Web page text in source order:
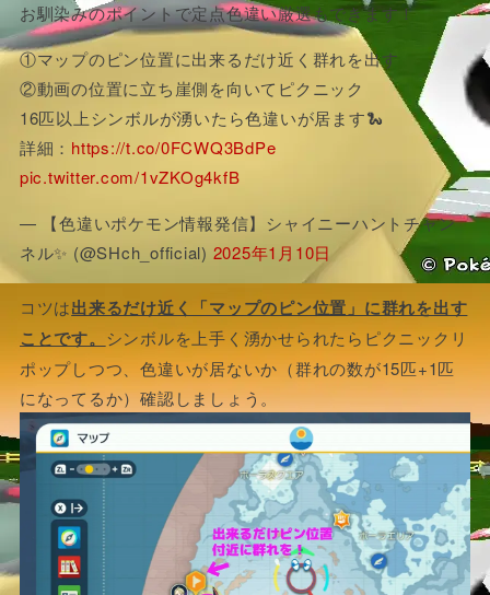
お馴染みのポイントで定点色違い厳選もできます！
①マップのピン位置に出来るだけ近く群れを出す
②動画の位置に立ち崖側を向いてピクニック
16匹以上シンボルが湧いたら色違いが居ます🐍
詳細： https://t.co/0FCWQ3BdPe
pic.twitter.com/1vZKOg4kfB
— 【色違いポケモン情報発信】シャイニーハントチャン
ネル✨ (@SHch_official) 2025年1月10日
コツは出来るだけ近く「マップのピン位置」に群れを出す
ことです。 シンボルを上手く湧かせられたらピクニックリ
ポップしつつ、色違いが居ないか（群れの数が15匹+1匹
になってるか）確認しましょう。